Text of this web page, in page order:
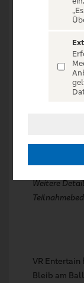
Leinwand
ganz neuen
Lee)
das sehr
für ihr Kind
registrieren
oder ein
Weitere
VR
Bleib am